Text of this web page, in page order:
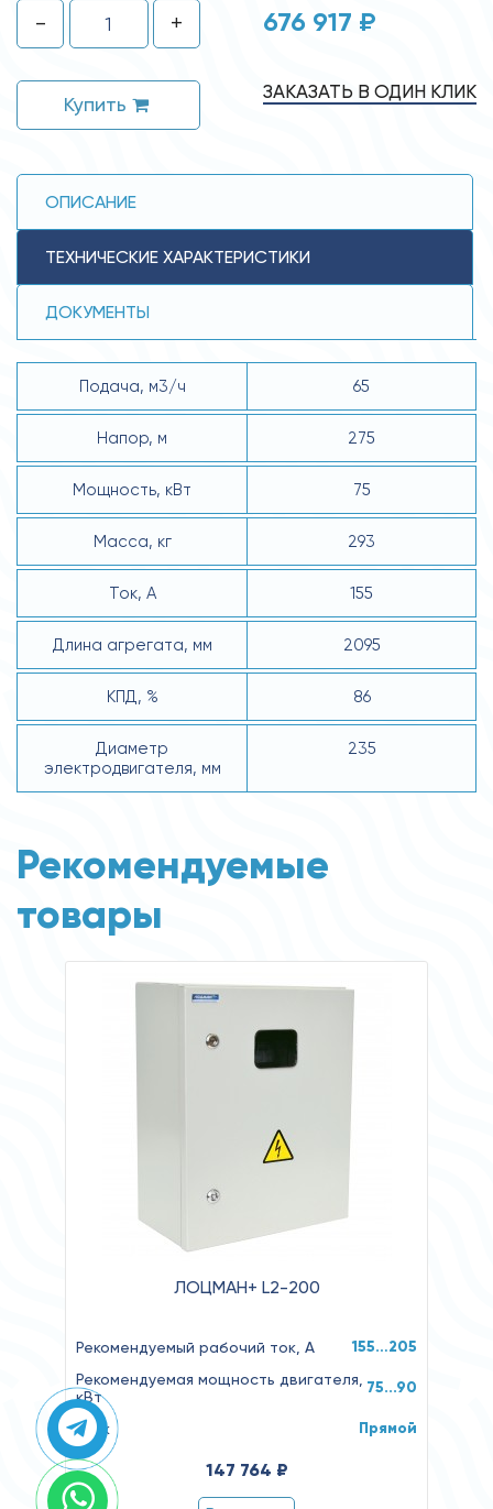
- +
Купить
676 917 ₽
ЗАКАЗАТЬ В ОДИН КЛИК
ОПИСАНИЕ
ТЕХНИЧЕСКИЕ ХАРАКТЕРИСТИКИ
ДОКУМЕНТЫ
Подача, м3/ч 65
Напор, м 275
Мощность, кВт 75
Масса, кг 293
Ток, А 155
Длина агрегата, мм 2095
КПД, % 86
Диаметр
электродвигателя, мм
235
Рекомендуемые
товары
ЛОЦМАН+ L2-200
Рекомендуемый рабочий ток, А 155…205
Рекомендуемая мощность двигателя,
кВт
75...90
Пуск Прямой
147 764 ₽